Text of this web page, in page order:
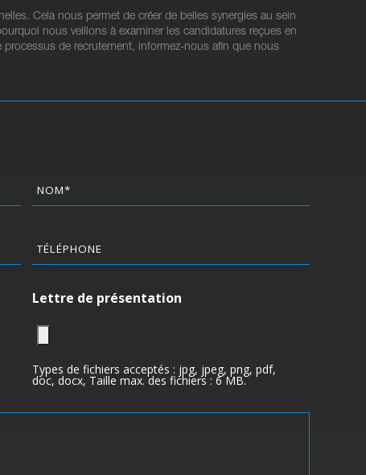
Cela nous permet de créer de belles synergies au sein
nous veillons à examiner les candidatures reçues en
de recrutement, informez-nous afin que nous
Lettre de présentation
Types de fichiers acceptés : jpg, jpeg, png, pdf,
doc, docx, Taille max. des fichiers : 6 MB.